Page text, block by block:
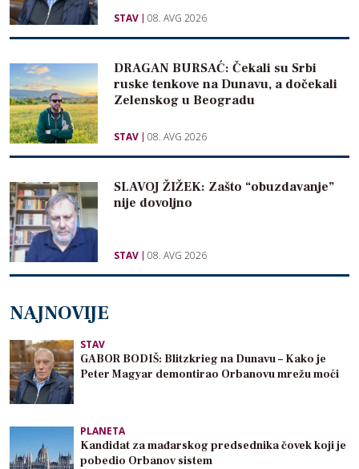
STAV 08. AVG 2026
DRAGAN BURSAĆ: Čekali su Srbi
ruske tenkove na Dunavu, a dočekali
Zelenskog u Beogradu
STAV 08. AVG 2026
SLAVOJ ŽIŽEK: Zašto “obuzdavanje”
nije dovoljno
STAV 08. AVG 2026
NAJNOVIJE
STAV
GABOR BODIŠ: Blitzkrieg na Dunavu – Kako je
Peter Magyar demontirao Orbanovu mrežu moći
PLANETA
Kandidat za mađarskog predsednika čovek koji je
pobedio Orbanov sistem